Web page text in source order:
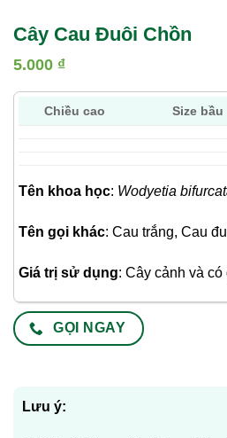
Cây Cau Đuôi Chồn
5.000 ₫
Chiều cao Size bầu
Tên khoa học: Wodyetia
Tên gọi khác: Cau trắng, Cau
Giá trị sử dụng: Cây cảnh và
GỌI NGAY
Lưu ý: